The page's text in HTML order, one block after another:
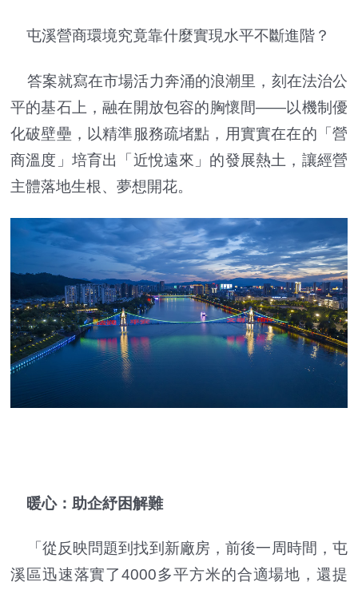
屯溪營商環境究竟靠什麼實現水平不斷進階？
答案就寫在市場活力奔涌的浪潮里，刻在法治公
平的基石上，融在開放包容的胸懷間——以機制優
化破壁壘，以精準服務疏堵點，用實實在在的「營
商溫度」培育出「近悅遠來」的發展熱土，讓經營
主體落地生根、夢想開花。
暖心：助企紓困解難
「從反映問題到找到新廠房，前後一周時間，屯
溪區迅速落實了4000多平方米的合適場地，還提